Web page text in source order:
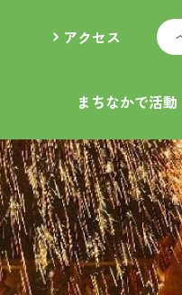
アクセス
まちなかで活動